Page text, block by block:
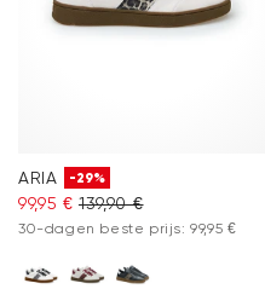
ARIA -29%
99,95 € 139,90 €
30-dagen beste prijs: 99,95 €